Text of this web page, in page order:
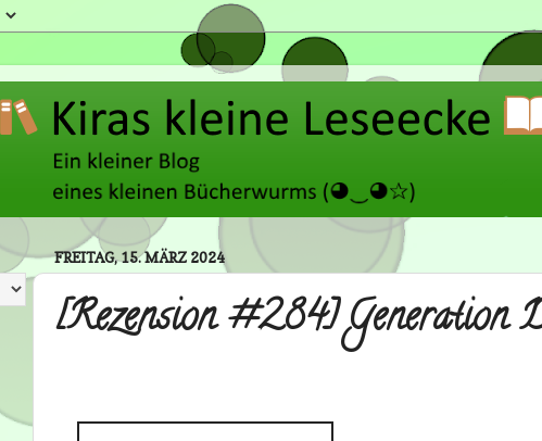
FREITAG, 15. MÄRZ 2024
[Rezension #284] Generation